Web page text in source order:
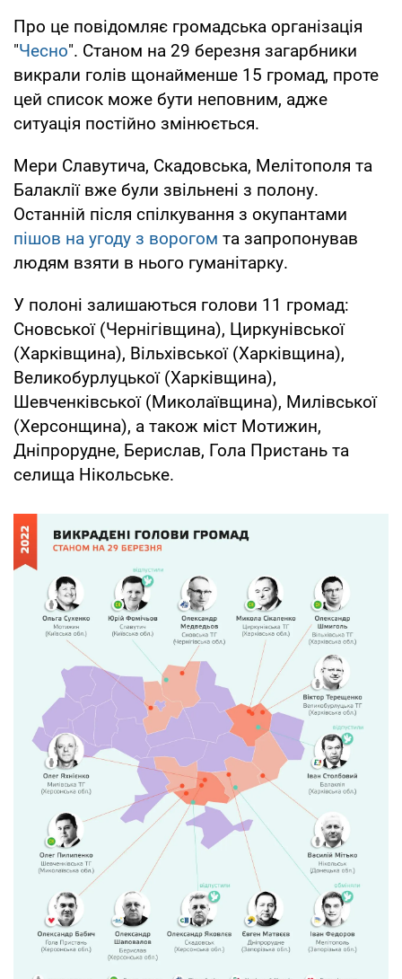
Про це повідомляє громадська організація
"Чесно". Станом на 29 березня загарбники
викрали голів щонайменше 15 громад, проте
цей список може бути неповним, адже
ситуація постійно змінюється.
Мери Славутича, Скадовська, Мелітополя та
Балаклії вже були звільнені з полону.
Останній після спілкування з окупантами
пішов на угоду з ворогом та запропонував
людям взяти в нього гуманітарку.
У полоні залишаються голови 11 громад:
Сновської (Чернігівщина), Циркунівської
(Харківщина), Вільхівської (Харківщина),
Великобурлуцької (Харківщина),
Шевченківської (Миколаївщина), Милівської
(Херсонщина), а також міст Мотижин,
Дніпрорудне, Берислав, Гола Пристань та
селища Нікольське.